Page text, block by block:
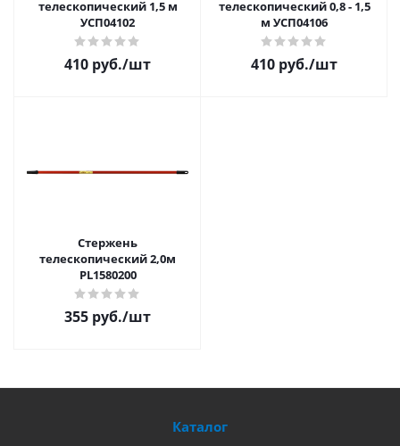
телескопический 1,5 м
УСП04102
410 руб./шт
телескопический 0,8 - 1,5
м УСП04106
410 руб./шт
Стержень
телескопический 2,0м
PL1580200
355 руб./шт
Каталог